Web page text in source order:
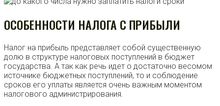
ОСОБЕННОСТИ НАЛОГА С ПРИБЫЛИ
Налог на прибыль представляет собой существенную
долю в структуре налоговых поступлений в бюджет
государства. А так как речь идет о достаточно весомом
источнике бюджетных поступлений, то и соблюдение
сроков его уплаты является очень важным моментом
налогового администрирования.